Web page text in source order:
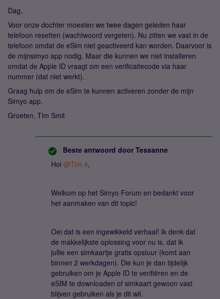
Dag,
Voor onze dochter moesten we twee dagen geleden haar
telefoon resetten (wachtwoord vergeten). Nu zitten we vast in de
telefoon omdat de eSim niet geactiveerd kan worden. Daarvoor is
de mijnsimyo app nodig. Maar die kunnen we niet installeren
omdat de Apple ID vraagt om een verificatiecode via haar
nummer (dat niet werkt).
Graag hulp om de eSim te kunnen activeren zonder de mijn
Simyo app.
Groeten, Tim Smit
Beste antwoord door Tessanne
Hoi ​ @Tim 4,
Welkom op het Simyo Forum en bedankt voor
het aanmaken van dit topic!
Oei dat is een ingewikkeld verhaal! Ik denk dat
de makkelijkste oplossing voor nu is, dat ik
jullie een simkaartje gratis opstuur (komt aan
binnen 2 werkdagen). Die kun je dan tijdelijk
gebruiken om je Apple ID te verifiëren en de
eSIM te downloaden of simkaart gewoon vast
blijven gebruiken als je dit wil.